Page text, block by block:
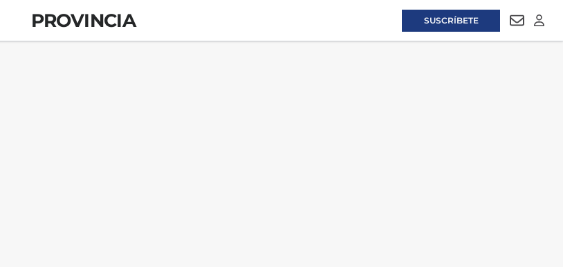
SUSCRÍBETE
PROVINCIA